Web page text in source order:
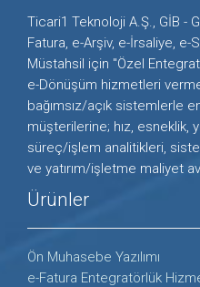
Ticari1 Teknoloji A.Ş., GİB -
Fatura, e-Arşiv, e-İrsaliye,
Müstahsil için "Özel
e-Dönüşüm hizmetleri
bağımsız/açık sistemlerle
müşterilerine; hız, esneklik,
süreç/işlem analitikleri,
ve yatırım/işletme maliyet
Ürünler
Ön Muhasebe Yazılımı
e-Fatura Entegratörlük